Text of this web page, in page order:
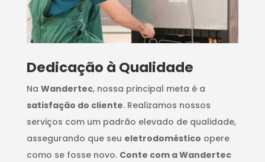
Dedicação à Qualidade
Na Wandertec, nossa principal meta é a
satisfação do cliente. Realizamos nossos
serviços com um padrão elevado de qualidade,
assegurando que seu eletrodoméstico opere
como se fosse novo. Conte com a Wandertec